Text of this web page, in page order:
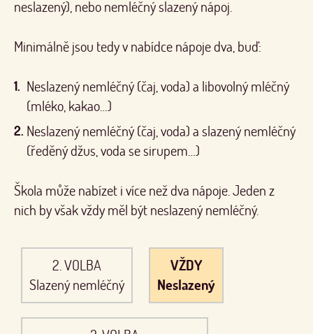
neslazený), nebo nemléčný slazený nápoj.
Minimálně jsou tedy v nabídce nápoje dva, buď:
Neslazený nemléčný (čaj, voda) a libovolný mléčný
(mléko, kakao…)
Neslazený nemléčný (čaj, voda) a slazený nemléčný
(ředěný džus, voda se sirupem…)
Škola může nabízet i více než dva nápoje. Jeden z
nich by však vždy měl být neslazený nemléčný.
2. VOLBA
Slazený nemléčný
VŽDY
Neslazený